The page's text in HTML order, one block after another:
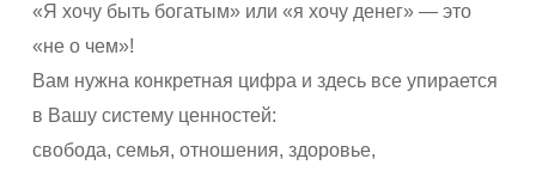
«Я хочу быть богатым» или «я хочу денег» — это
«не о чем»!
Вам нужна конкретная цифра и здесь все упирается
в Вашу систему ценностей:
свобода, семья, отношения, здоровье,